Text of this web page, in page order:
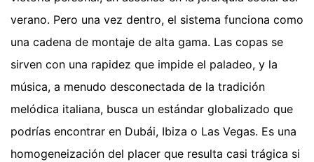
verano. Pero una vez dentro, el sistema funciona como
una cadena de montaje de alta gama. Las copas se
sirven con una rapidez que impide el paladeo, y la
música, a menudo desconectada de la tradición
melódica italiana, busca un estándar globalizado que
podrías encontrar en Dubái, Ibiza o Las Vegas. Es una
homogeneización del placer que resulta casi trágica si